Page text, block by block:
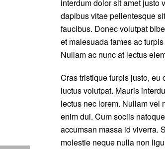
interdum dolor sit amet justo
dapibus vitae pellentesque
faucibus. Donec volutpat
et malesuada fames ac
Nullam ac nunc at lectus
Cras tristique turpis justo,
luctus volutpat. Mauris
lectus nec lorem. Nullam vel
enim dui. Cum sociis
accumsan massa id viverra.
molestie neque nulla non